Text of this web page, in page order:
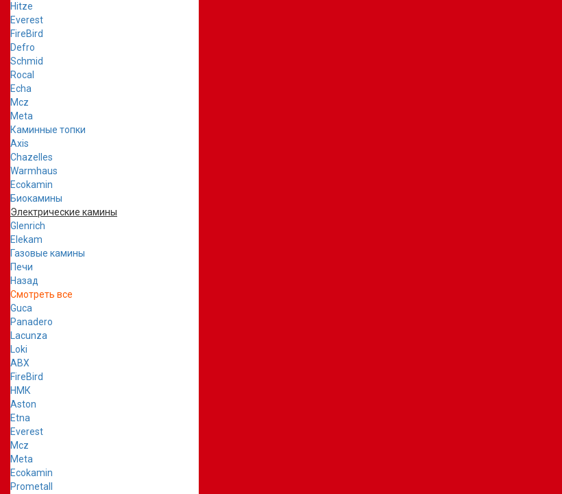
Hitze
Everest
FireBird
Defro
Schmid
Rocal
Echa
Mcz
Meta
Каминные топки
Axis
Chazelles
Warmhaus
Ecokamin
Биокамины
Электрические камины
Glenrich
Elekam
Газовые камины
Печи
Назад
Смотреть все
Guca
Panadero
Lacunza
Loki
ABX
FireBird
НМК
Aston
Etna
Everest
Mcz
Meta
Ecokamin
Prometall